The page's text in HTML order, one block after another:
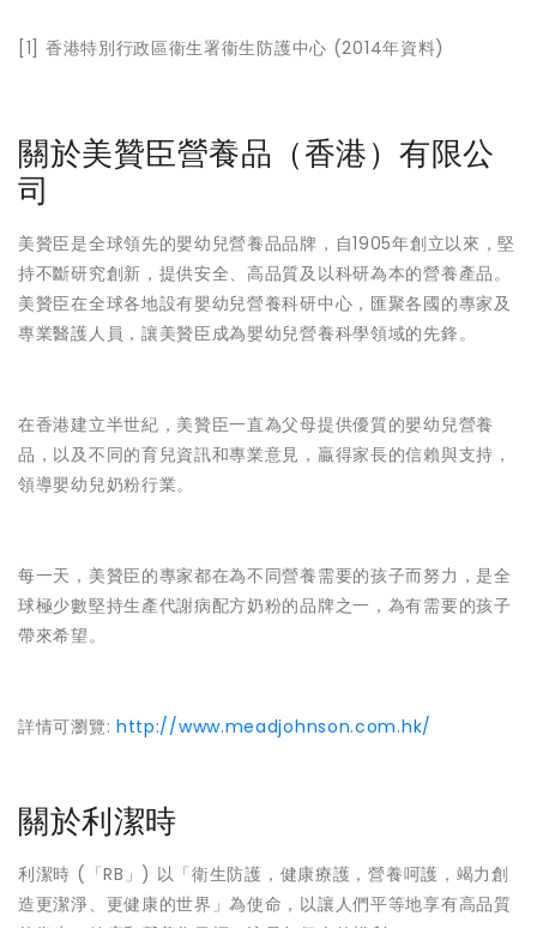
[1] 香港特別行政區衞生署衞生防護中心 (2014年資料)
關於美贊臣營養品（香港）有限公
司
美贊臣是全球領先的嬰幼兒營養品品牌，自1905年創立以來，堅
持不斷研究創新，提供安全、高品質及以科研為本的營養產品。
美贊臣在全球各地設有嬰幼兒營養科研中心，匯聚各國的專家及
專業醫護人員，讓美贊臣成為嬰幼兒營養科學領域的先鋒。
在香港建立半世紀，美贊臣一直為父母提供優質的嬰幼兒營養
品，以及不同的育兒資訊和專業意見，贏得家長的信賴與支持，
領導嬰幼兒奶粉行業。
每一天，美贊臣的專家都在為不同營養需要的孩子而努力，是全
球極少數堅持生產代謝病配方奶粉的品牌之一，為有需要的孩子
帶來希望。
詳情可瀏覽: http://www.meadjohnson.com.hk/
關於利潔時
利潔時 (「RB」) 以「衛生防護，健康療護，營養呵護，竭力創
造更潔淨、更健康的世界」為使命，以讓人們平等地享有高品質